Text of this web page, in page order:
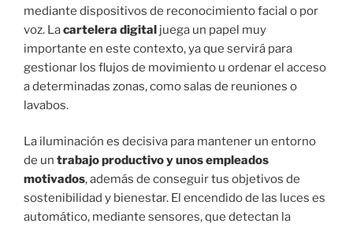
mediante dispositivos de reconocimiento facial o por
voz. Lacartelera digital juega un papel muy
importante en este contexto, ya que servirá para
gestionar los flujos de movimiento u ordenar el acceso
a determinadas zonas, como salas de reuniones o
lavabos.
La iluminación es decisiva para mantener un entorno
de un trabajo productivo y unosempleados
motivados, además de conseguir tus objetivos de
sostenibilidad y bienestar. El encendido de las luces es
automático, mediante sensores, que detectan la